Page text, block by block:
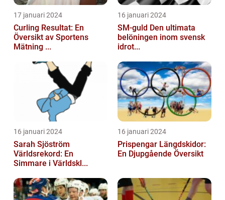
17 januari 2024
Curling Resultat: En
Översikt av Sportens
Mätning ...
16 januari 2024
SM-guld Den ultimata
belöningen inom svensk
idrot...
16 januari 2024
Sarah Sjöström
Världsrekord: En
Simmare i Världskl...
16 januari 2024
Prispengar Längdskidor:
En Djupgående Översikt